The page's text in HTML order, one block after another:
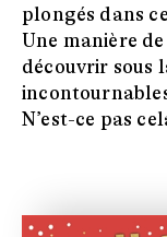
plongés dans
Une manière
découvrir sous
N’est-ce pas